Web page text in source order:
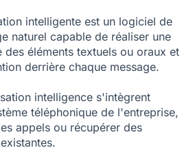
intelligente est un logiciel de
naturel capable de réaliser une
éléments textuels ou oraux et
derrière chaque message.
intelligence s'intègrent
téléphonique de l'entreprise,
appels ou récupérer des